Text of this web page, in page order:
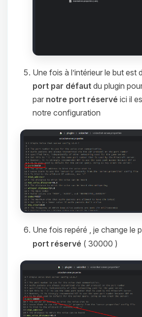
Une fois à l’intérieur le but est
port par défaut du plugin
par notre port réservé ici il
notre configuration
Une fois repéré , je change le
port réservé ( 30000 )